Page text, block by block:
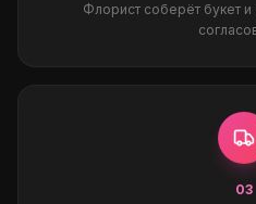
Флорист соберёт букет и
03